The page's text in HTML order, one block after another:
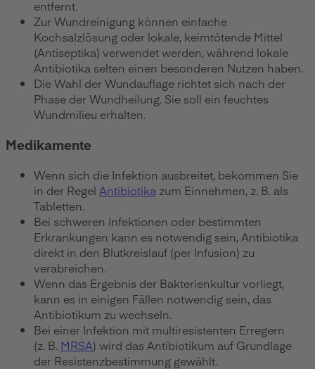
entfernt.
Zur Wundreinigung können einfache
Kochsalzlösung oder lokale, keimtötende Mittel
(Antiseptika) verwendet werden, während lokale
Antibiotika selten einen besonderen Nutzen haben.
Die Wahl der Wundauflage richtet sich nach der
Phase der Wundheilung. Sie soll ein feuchtes
Wundmilieu erhalten.
Medikamente
Wenn sich die Infektion ausbreitet, bekommen Sie
in der Regel Antibiotika zum Einnehmen, z. B. als
Tabletten.
Bei schweren Infektionen oder bestimmten
Erkrankungen kann es notwendig sein, Antibiotika
direkt in den Blutkreislauf (per Infusion) zu
verabreichen.
Wenn das Ergebnis der Bakterienkultur vorliegt,
kann es in einigen Fällen notwendig sein, das
Antibiotikum zu wechseln.
Bei einer Infektion mit multiresistenten Erregern
(z. B. MRSA) wird das Antibiotikum auf Grundlage
der Resistenzbestimmung gewählt.